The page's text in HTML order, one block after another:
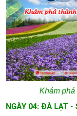
Khám
NGÀY 04: ĐÀ LẠT -